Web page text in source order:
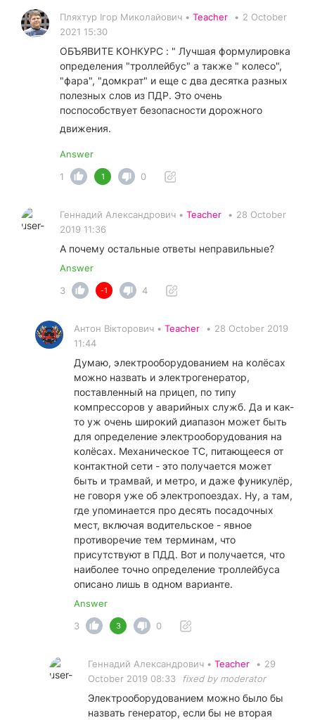
Пляхтур Ігор Миколайович • Teacher • 2 October
2021 15:30
ОБЪЯВИТЕ КОНКУРС : " Лучшая формулировка
определения "троллейбус" а также " колесо",
"фара", "домкрат" и еще с два десятка разных
полезных слов из ПДР. Это очень
поспособствует безопасности дорожного
движения.
Answer
1
1 0
Геннадий Александрович • Teacher • 28 October
2019 11:36
А почему остальные ответы неправильные?
Answer
3
-1 4
Антон Вікторович • Teacher • 28 October 2019
11:44
Думаю, электрооборудованием на колёсах
можно назвать и электрогенератор,
поставленный на прицеп, по типу
компрессоров у аварийных служб. Да и как-
то уж очень широкий диапазон может быть
для определение электрооборудования на
колёсах. Механическое ТС, питающееся от
контактной сети - это получается может
быть и трамвай, и метро, и даже фуникулёр,
не говоря уже об электропоездах. Ну, а там,
где упоминается про десять посадочных
мест, включая водительское - явное
противоречие тем терминам, что
присутствуют в ПДД. Вот и получается, что
наиболее точно определение троллейбуса
описано лишь в одном варианте.
Answer
3
3 0
Геннадий Александрович • Teacher • 29
October 2019 08:33
fixed by moderator
Электрооборудованием можно было бы
назвать генератор, если бы не вторая